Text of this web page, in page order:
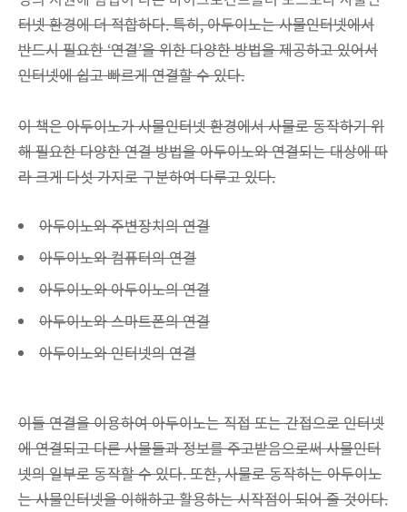
터넷 환경에 더 적합하다. 특히, 아두이노는 사물인터넷에서
반드시 필요한 ‘연결’을 위한 다양한 방법을 제공하고 있어서
인터넷에 쉽고 빠르게 연결할 수 있다.
이 책은 아두이노가 사물인터넷 환경에서 사물로 동작하기 위
해 필요한 다양한 연결 방법을 아두이노와 연결되는 대상에 따
라 크게 다섯 가지로 구분하여 다루고 있다.
아두이노와 주변장치의 연결
아두이노와 컴퓨터의 연결
아두이노와 아두이노의 연결
아두이노와 스마트폰의 연결
아두이노와 인터넷의 연결
이들 연결을 이용하여 아두이노는 직접 또는 간접으로 인터넷
에 연결되고 다른 사물들과 정보를 주고받음으로써 사물인터
넷의 일부로 동작할 수 있다. 또한, 사물로 동작하는 아두이노
는 사물인터넷을 이해하고 활용하는 시작점이 되어 줄 것이다.